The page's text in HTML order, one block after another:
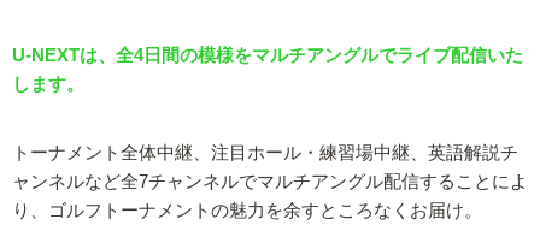
U-NEXTは、全4日間の模様をマルチアングルでライブ配信いた
します。
トーナメント全体中継、注目ホール・練習場中継、英語解説チ
ャンネルなど全7チャンネルでマルチアングル配信することによ
り、ゴルフトーナメントの魅力を余すところなくお届け。